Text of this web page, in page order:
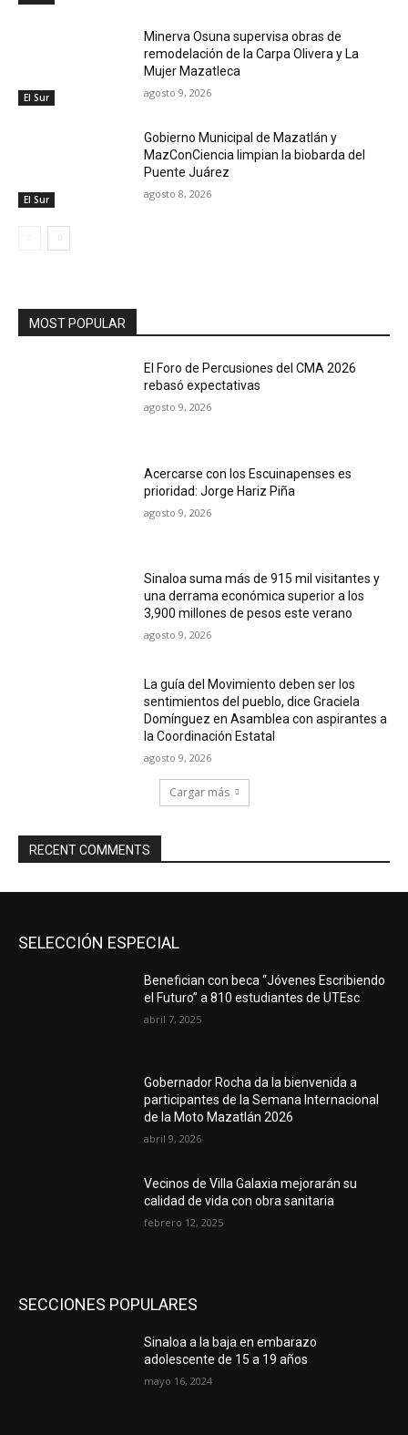
El Sur
Minerva Osuna supervisa obras de
remodelación de la Carpa Olivera y La
Mujer Mazatleca
agosto 9, 2026
El Sur
Gobierno Municipal de Mazatlán y
MazConCiencia limpian la biobarda del
Puente Juárez
agosto 8, 2026
MOST POPULAR
El Foro de Percusiones del CMA 2026
rebasó expectativas
agosto 9, 2026
Acercarse con los Escuinapenses es
prioridad: Jorge Hariz Piña
agosto 9, 2026
Sinaloa suma más de 915 mil visitantes y
una derrama económica superior a los
3,900 millones de pesos este verano
agosto 9, 2026
La guía del Movimiento deben ser los
sentimientos del pueblo, dice Graciela
Domínguez en Asamblea con aspirantes a
la Coordinación Estatal
agosto 9, 2026
Cargar más
RECENT COMMENTS
SELECCIÓN ESPECIAL
Benefician con beca “Jóvenes Escribiendo
el Futuro” a 810 estudiantes de UTEsc
abril 7, 2025
Gobernador Rocha da la bienvenida a
participantes de la Semana Internacional
de la Moto Mazatlán 2026
abril 9, 2026
Vecinos de Villa Galaxia mejorarán su
calidad de vida con obra sanitaria
febrero 12, 2025
SECCIONES POPULARES
Sinaloa a la baja en embarazo
adolescente de 15 a 19 años
mayo 16, 2024